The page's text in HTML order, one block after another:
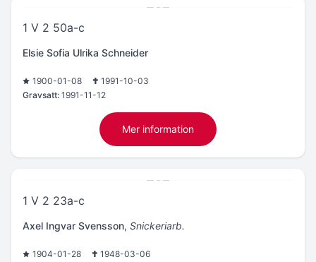
1 V 2 50a-c
Elsie Sofia Ulrika Schneider
1900-01-08
1991-10-03
Gravsatt: 1991-11-12
Mer information
1 V 2 23a-c
Axel Ingvar Svensson, Snickeriarb.
1904-01-28
1948-03-06